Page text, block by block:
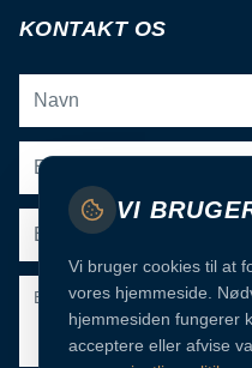
KONTAKT OS
VI
Vi bruger cookies til at
vores hjemmeside.
hjemmesiden fungerer
acceptere eller afvise